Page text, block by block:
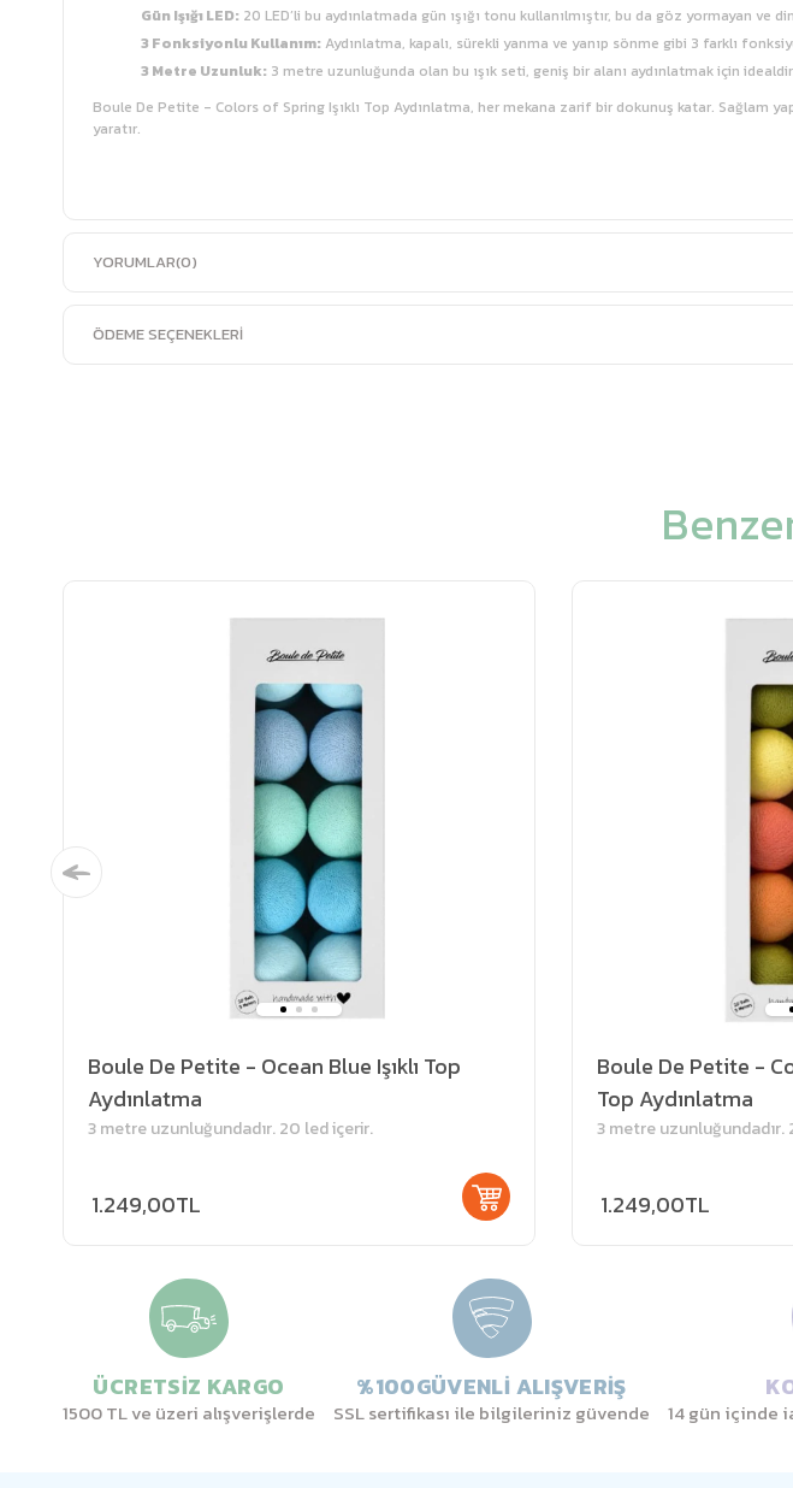
Gün Işığı LED: 20 LED’li bu aydınlatmada gün ışığı tonu kullanılmıştır, bu da göz yormayan ve
3 Fonksiyonlu Kullanım: Aydınlatma, kapalı, sürekli yanma ve yanıp sönme gibi 3 farklı
3 Metre Uzunluk: 3 metre uzunluğunda olan bu ışık seti, geniş bir alanı aydınlatmak için
Boule De Petite - Colors of Spring Işıklı Top Aydınlatma, her mekana zarif bir dokunuş katar. Sağlam
yaratır.
YORUMLAR(0)
ÖDEME SEÇENEKLERI
Boule De Petite - Ocean Blue Işıklı Top
Aydınlatma
3 metre uzunluğundadır. 20 led içerir.
1.249,00TL
Boule De Petite -
Top Aydınlatma
3 metre uzunluğundadır.
1.249,00TL
ÜCRETSİZ KARGO
1500 TL ve üzeri alışverişlerde
%100GÜVENLİ ALIŞVERİŞ
SSL sertifikası ile bilgileriniz güvende 14 gün içinde